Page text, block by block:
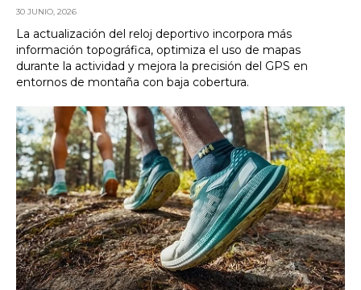
30 JUNIO, 2026
La actualización del reloj deportivo incorpora más
información topográfica, optimiza el uso de mapas
durante la actividad y mejora la precisión del GPS en
entornos de montaña con baja cobertura.